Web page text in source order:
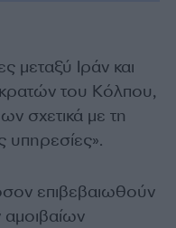
μεταξύ Ιράν και
του Κόλπου,
σχετικά με τη
υπηρεσίες».
επιβεβαιωθούν